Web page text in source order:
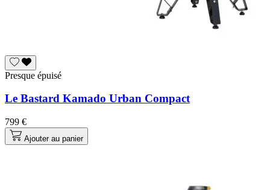
Presque épuisé
Le Bastard Kamado Urban Compact
799 €
Ajouter au panier